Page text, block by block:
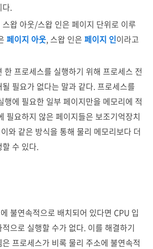
.
왑 아웃/스왑 인은 페이지 단위로 이루
페이지 아웃, 스왑 인은 페이지 인이라고
한 프로세스를 실행하기 위해 프로세스 전
필요가 없다는 말과 같다. 프로세스를
행에 필요한 일부 페이지만을 메모리에 적
필요하지 않은 페이지들은 보조기억장치
와 같은 방식을 통해 물리 메모리보다 더
수 있다.
불연속적으로 배치되어 있다면 CPU 입
으로 실행할 수가 없다. 이를 해결하기
프로세스가 비록 물리 주소에 불연속적